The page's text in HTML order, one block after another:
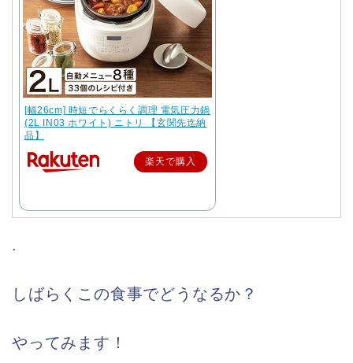
[幅26cm] 時短でらくらく調理 電気圧力鍋
(2L IN03 ホワイト) ニトリ 【玄関先迄納
品】
楽天で購入
.
しばらくこの食事でどうなるか？
やってみます！